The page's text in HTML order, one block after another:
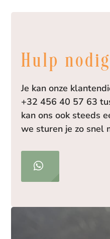
Hulp
Je kan onze
+32 456 40 57 63
kan ons ook steeds
we sturen je zo snel